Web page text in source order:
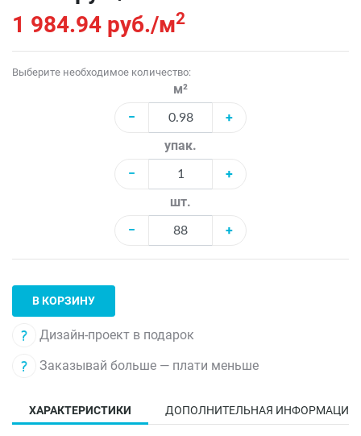
1 984.94 руб./м2
Выберите необходимое количество:
м²
−
+
упак.
−
+
шт.
−
+
В КОРЗИНУ
Дизайн-проект в подарок
Заказывай больше — плати меньше
ХАРАКТЕРИСТИКИ ДОПОЛНИТЕЛЬНАЯ ИНФОРМАЦИЯ